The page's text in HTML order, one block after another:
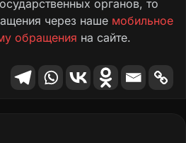
органов, то
через наше мобильное
обращения на сайте.